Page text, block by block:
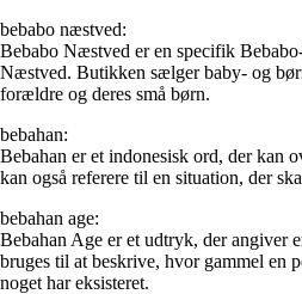
bebabo næstved:
Bebabo Næstved er en specifik
Næstved. Butikken sælger baby- og
forældre og deres små børn.
bebahan:
Bebahan er et indonesisk ord, der kan
kan også referere til en situation, der
bebahan age:
Bebahan Age er et udtryk, der angiver
bruges til at beskrive, hvor gammel en
noget har eksisteret.